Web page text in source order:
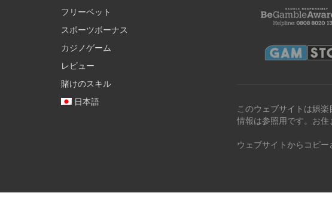
フリーベット
スポーツボーナス
カジノゲーム
レビュー
賭けのスキル
日本語
このウェブサイトは娯
情報は参照用です。お
ウェブサイトからコピ